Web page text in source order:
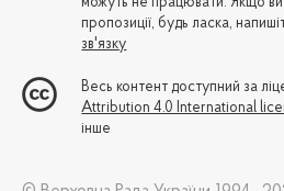
пропозиції, будь ласка,
зв'язку
Весь контент доступний за
Attribution 4.0 International
інше